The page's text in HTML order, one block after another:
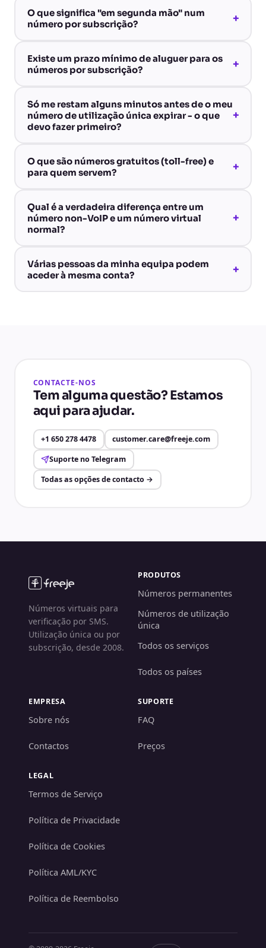
O que significa "em segunda mão" num
número por subscrição?
+
Existe um prazo mínimo de aluguer para os
números por subscrição?
+
Só me restam alguns minutos antes de o meu
número de utilização única expirar - o que
devo fazer primeiro?
+
O que são números gratuitos (toll-free) e
para quem servem?
+
Qual é a verdadeira diferença entre um
número non-VoIP e um número virtual
normal?
+
Várias pessoas da minha equipa podem
aceder à mesma conta?
+
CONTACTE-NOS
Tem alguma questão? Estamos
aqui para ajudar.
+1 650 278 4478
customer.care@freeje.com
Suporte no Telegram
Todas as opções de contacto →
Números virtuais para
verificação por SMS.
Utilização única ou por
subscrição, desde 2008.
PRODUTOS
Números permanentes
Números de utilização
única
Todos os serviços
Todos os países
EMPRESA
Sobre nós
Contactos
SUPORTE
FAQ
Preços
LEGAL
Termos de Serviço
Política de Privacidade
Política de Cookies
Política AML/KYC
Política de Reembolso